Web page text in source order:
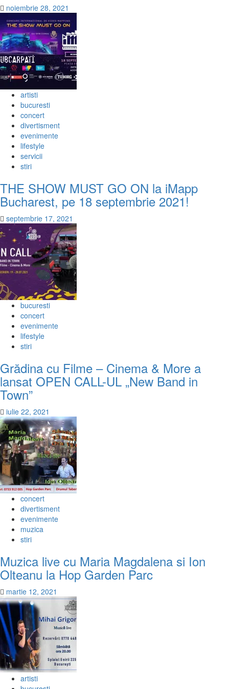
noiembrie 28, 2021
artisti
bucuresti
concert
divertisment
evenimente
lifestyle
servicii
stiri
THE SHOW MUST GO ON la iMapp
Bucharest, pe 18 septembrie 2021!
septembrie 17, 2021
bucuresti
concert
evenimente
lifestyle
stiri
Grădina cu Filme – Cinema & More a
lansat OPEN CALL-UL „New Band in
Town”
iulie 22, 2021
concert
divertisment
evenimente
muzica
stiri
Muzica live cu Maria Magdalena si Ion
Olteanu la Hop Garden Parc
martie 12, 2021
artisti